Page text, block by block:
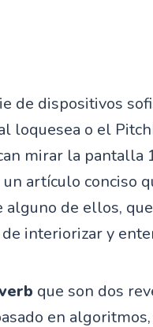
de dispositivos
loquesea o el
mirar la pantalla
artículo conciso
de ellos,
interiorizar y
que son dos
en